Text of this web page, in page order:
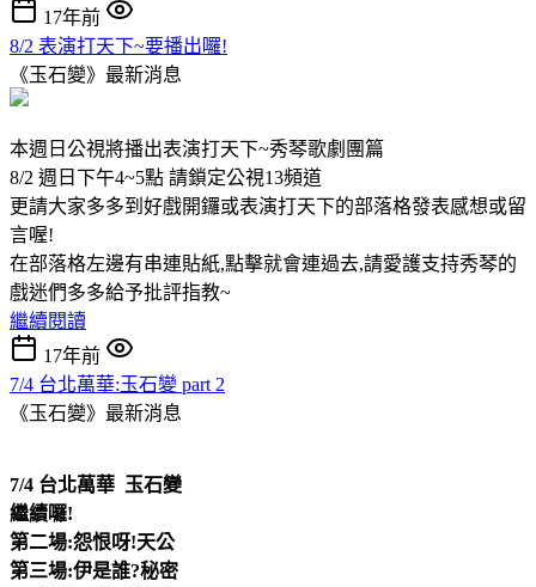
17年前
8/2 表演打天下~要播出囉!
《玉石變》最新消息
本週日公視將播出表演打天下~秀琴歌劇團篇
8/2 週日下午4~5點 請鎖定公視13頻道
更請大家多多到好戲開鑼或表演打天下的部落格發表感想或留
言喔!
在部落格左邊有串連貼紙,點擊就會連過去,請愛護支持秀琴的
戲迷們多多給予批評指教~
繼續閱讀
17年前
7/4 台北萬華:玉石變 part 2
《玉石變》最新消息
7/4 台北萬華 玉石變
繼續囉!
第二場:怨恨呀!天公
第三場:伊是誰?秘密